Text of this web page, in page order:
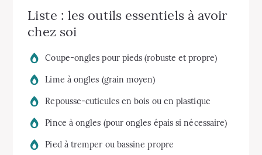
Liste : les outils essentiels à avoir
chez soi
Coupe-ongles pour pieds (robuste et propre)
Lime à ongles (grain moyen)
Repousse-cuticules en bois ou en plastique
Pince à ongles (pour ongles épais si nécessaire)
Pied à tremper ou bassine propre